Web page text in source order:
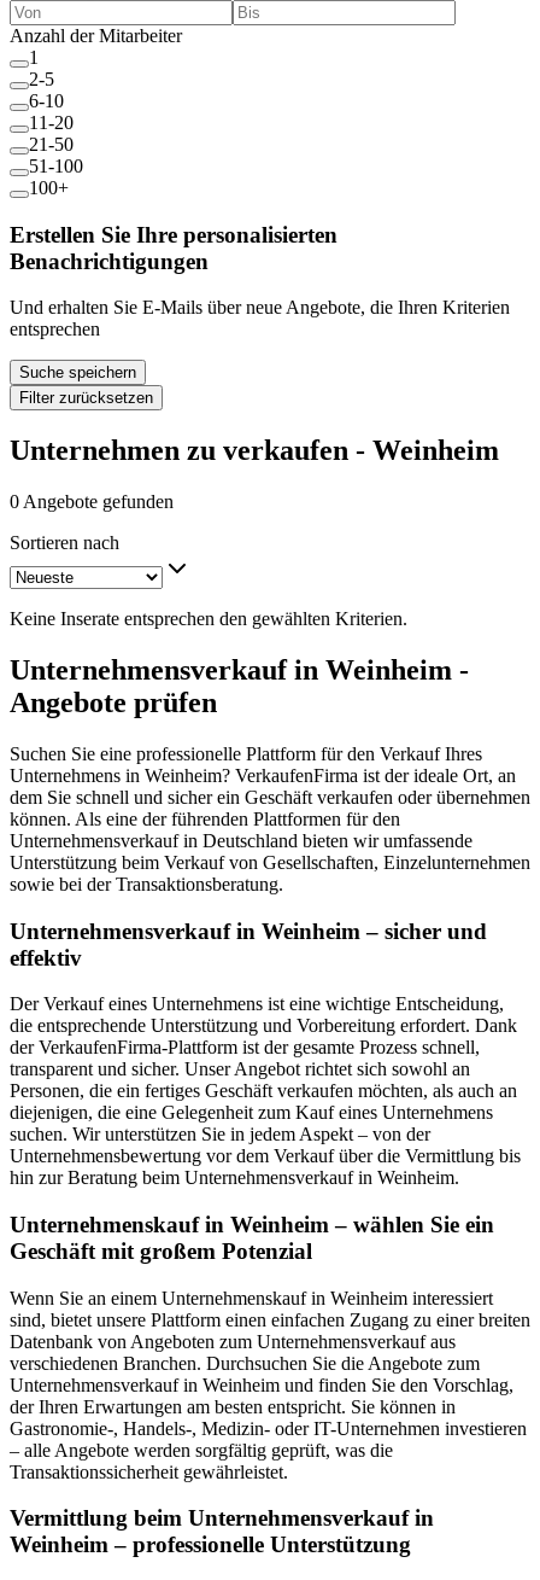
Anzahl der Mitarbeiter
1
2-5
6-10
11-20
21-50
51-100
100+
Erstellen Sie Ihre personalisierten
Benachrichtigungen
Und erhalten Sie E-Mails über neue Angebote, die Ihren Kriterien
entsprechen
Suche speichern
Filter zurücksetzen
Unternehmen zu verkaufen - Weinheim
0 Angebote gefunden
Sortieren nach
Keine Inserate entsprechen den gewählten Kriterien.
Unternehmensverkauf in Weinheim -
Angebote prüfen
Suchen Sie eine professionelle Plattform für den Verkauf Ihres
Unternehmens in Weinheim? VerkaufenFirma ist der ideale Ort, an
dem Sie schnell und sicher ein Geschäft verkaufen oder übernehmen
können. Als eine der führenden Plattformen für den
Unternehmensverkauf in Deutschland bieten wir umfassende
Unterstützung beim Verkauf von Gesellschaften, Einzelunternehmen
sowie bei der Transaktionsberatung.
Unternehmensverkauf in Weinheim – sicher und
effektiv
Der Verkauf eines Unternehmens ist eine wichtige Entscheidung,
die entsprechende Unterstützung und Vorbereitung erfordert. Dank
der VerkaufenFirma-Plattform ist der gesamte Prozess schnell,
transparent und sicher. Unser Angebot richtet sich sowohl an
Personen, die ein fertiges Geschäft verkaufen möchten, als auch an
diejenigen, die eine Gelegenheit zum Kauf eines Unternehmens
suchen. Wir unterstützen Sie in jedem Aspekt – von der
Unternehmensbewertung vor dem Verkauf über die Vermittlung bis
hin zur Beratung beim Unternehmensverkauf in Weinheim.
Unternehmenskauf in Weinheim – wählen Sie ein
Geschäft mit großem Potenzial
Wenn Sie an einem Unternehmenskauf in Weinheim interessiert
sind, bietet unsere Plattform einen einfachen Zugang zu einer breiten
Datenbank von Angeboten zum Unternehmensverkauf aus
verschiedenen Branchen. Durchsuchen Sie die Angebote zum
Unternehmensverkauf in Weinheim und finden Sie den Vorschlag,
der Ihren Erwartungen am besten entspricht. Sie können in
Gastronomie-, Handels-, Medizin- oder IT-Unternehmen investieren
– alle Angebote werden sorgfältig geprüft, was die
Transaktionssicherheit gewährleistet.
Vermittlung beim Unternehmensverkauf in
Weinheim – professionelle Unterstützung